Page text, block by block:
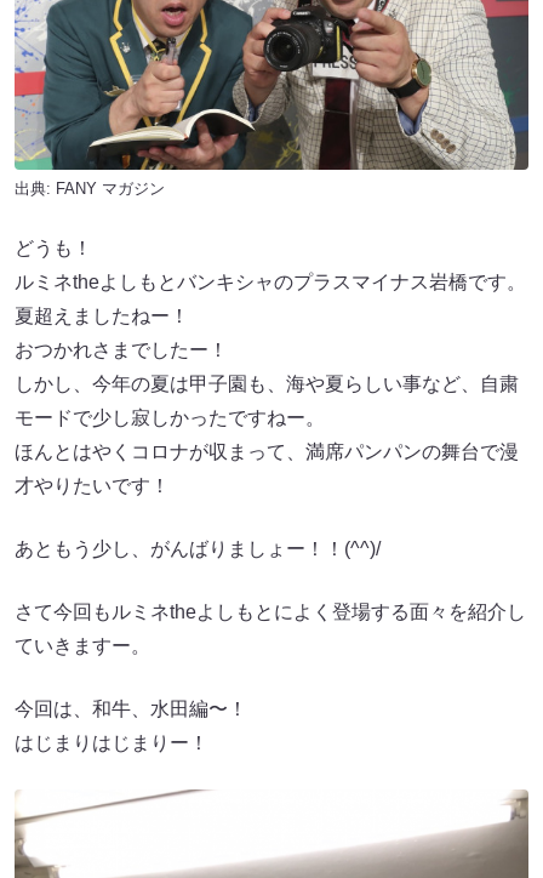
出典: FANY マガジン
どうも！
ルミネtheよしもとバンキシャのプラスマイナス岩橋です。
夏超えましたねー！
おつかれさまでしたー！
しかし、今年の夏は甲子園も、海や夏らしい事など、自粛
モードで少し寂しかったですねー。
ほんとはやくコロナが収まって、満席パンパンの舞台で漫
才やりたいです！
あともう少し、がんばりましょー！！(^^)/
さて今回もルミネtheよしもとによく登場する面々を紹介し
ていきますー。
今回は、和牛、水田編〜！
はじまりはじまりー！